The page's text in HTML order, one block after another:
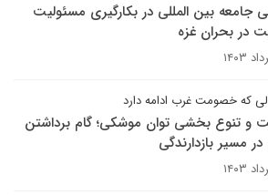
جامعه بین المللی در بکارگیری مسئولیت
در بحران غزه
که خصومت غرب ادامه دارد
و تنوع بخشی توان موشکی؛ گام‌ برداشتن
در مسیر بازدارندگی